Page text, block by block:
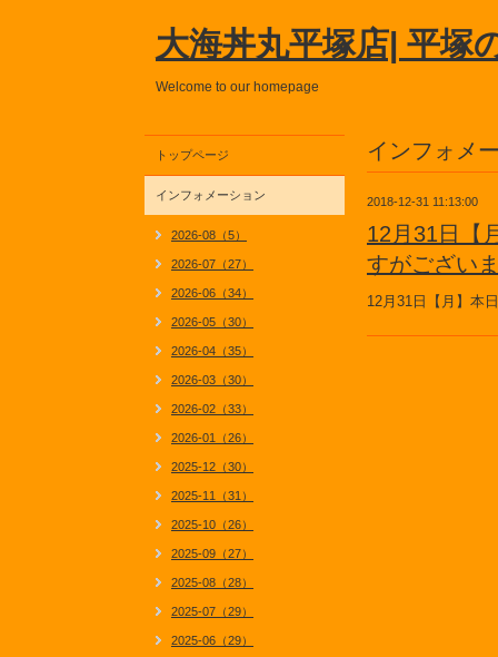
大海丼丸平塚店| 平塚
Welcome to our homepage
インフォメ
2018-12-31 11:13:00
12月31日【
すがござい
12月31日【月】本
トップページ
インフォメーション
2026-08（5）
2026-07（27）
2026-06（34）
2026-05（30）
2026-04（35）
2026-03（30）
2026-02（33）
2026-01（26）
2025-12（30）
2025-11（31）
2025-10（26）
2025-09（27）
2025-08（28）
2025-07（29）
2025-06（29）